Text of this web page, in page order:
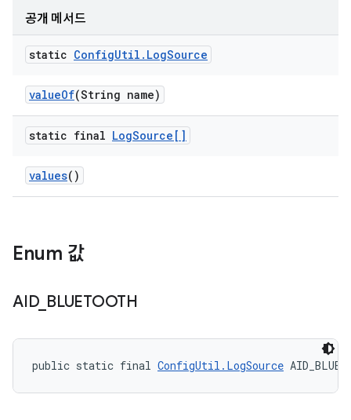
공개 메서드
static ConfigUtil . LogSource
valueOf(String name)
static final LogSource[]
values()
Enum 값
AID_ BLUETOOTH
public static final ConfigUtil.LogSource